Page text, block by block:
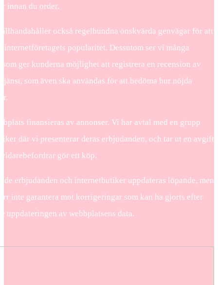
innan du order.
också regelbundna önskvärda genvägar för att
popularitet. Dessutom ser vi många
ger kunderna möjlighet att registrera en recension av
som även ska användas för att bedöma hur nöjda
finansieras av annonser. Vi har avtal med en grupp
där vi presenterar deras erbjudanden, och tar ut en avgift
gör ett köp.
erbjudanden och internetbutiker uppdateras löpande, men
inte garantera mot korrigeringar som kan ha gjorts efter
uppdateringen av webbplatsens data.